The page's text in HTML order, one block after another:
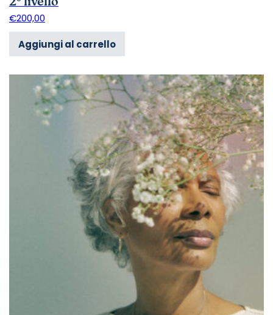
€200,00
Aggiungi al carrello